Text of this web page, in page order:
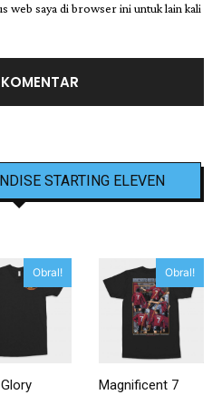
web saya di browser ini untuk lain kali
STARTING ELEVEN
Obral! Obral!
Magnificent 7